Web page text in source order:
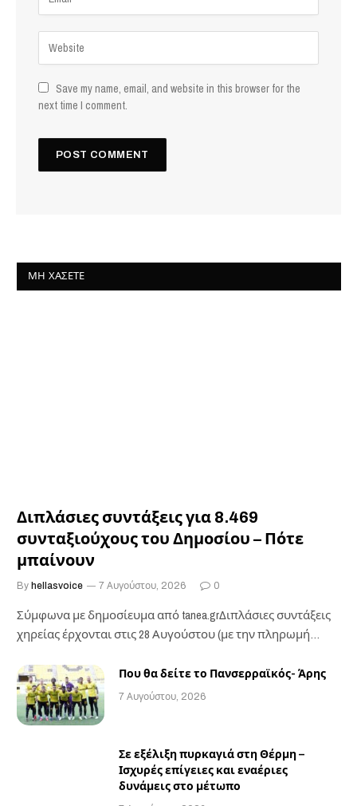
Save my name, email, and website in this browser for the
next time I comment.
ΜΗ ΧΆΣΕΤΕ
Διπλάσιες συντάξεις για 8.469
συνταξιούχους του Δημοσίου – Πότε
μπαίνουν
By hellasvoice 7 Αυγούστου, 2026 0
Σύμφωνα με δημοσίευμα από tanea.grΔιπλάσιες συντάξεις
χηρείας έρχονται στις 28 Αυγούστου (με την πληρωμή
Που θα δείτε το Πανσερραϊκός- Άρης
7 Αυγούστου, 2026
Σε εξέλιξη πυρκαγιά στη Θέρμη –
Ισχυρές επίγειες και εναέριες
δυνάμεις στο μέτωπο